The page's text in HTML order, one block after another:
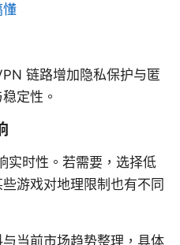
懂
链路增加隐私保护与匿
定性。
实时性。若需要，选择低
游戏对地理限制也有不同
当前市场趋势整理，具体